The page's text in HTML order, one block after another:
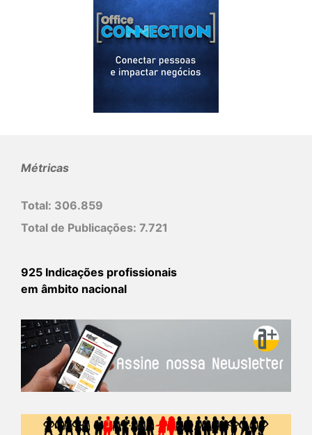
Métricas
Total: 306.859
Total de Publicações: 7.721
925 Indicações profissionais
em âmbito nacional